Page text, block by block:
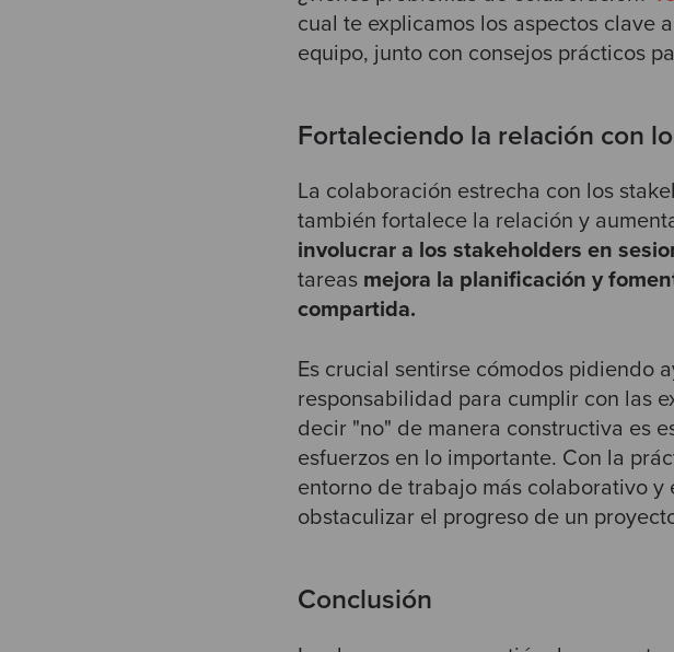
cual te explicamos los aspectos clave
equipo, junto con consejos prácticos
Fortaleciendo la relación con
La colaboración estrecha con los
también fortalece la relación y
involucrar a los stakeholders en
tareas mejora la planificación y
compartida.
Es crucial sentirse cómodos pidiendo
responsabilidad para cumplir con las
decir "no" de manera constructiva es
esfuerzos en lo importante. Con la
entorno de trabajo más colaborativo
obstaculizar el progreso de un
Conclusión